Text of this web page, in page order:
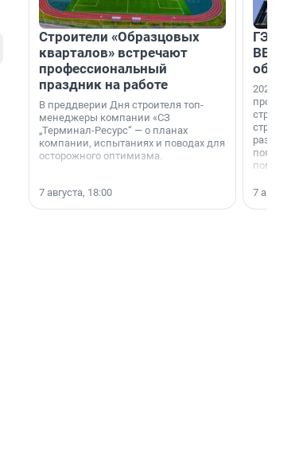
Строители «Образцовых
кварталов» встречают
профессиональный
праздник на работе
В преддверии Дня строителя топ-
менеджеры компании «СЗ
„Терминал-Ресурс“ — о планах
компании, испытаниях и поводах для
осторожного оптимизма.
7 августа, 18:00
ГЭС,
ВВП: в
об
2026-й —
раз. В
7